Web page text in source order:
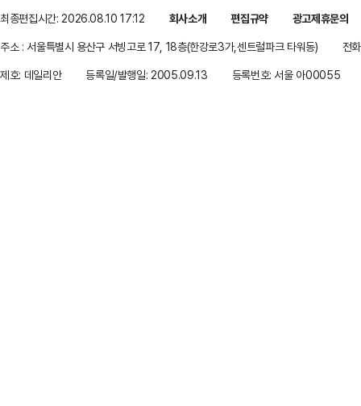
최종편집시간: 2026.08.10 17:12 회사소개 편집규약
광고제휴문의
주소 : 서울특별시 용산구 서빙고로 17, 18층(한강로3가,센트럴파크 타워동)
전
제호: 데일리안
등록일/발행일: 2005.09.13 등록번호: 서울 아00055